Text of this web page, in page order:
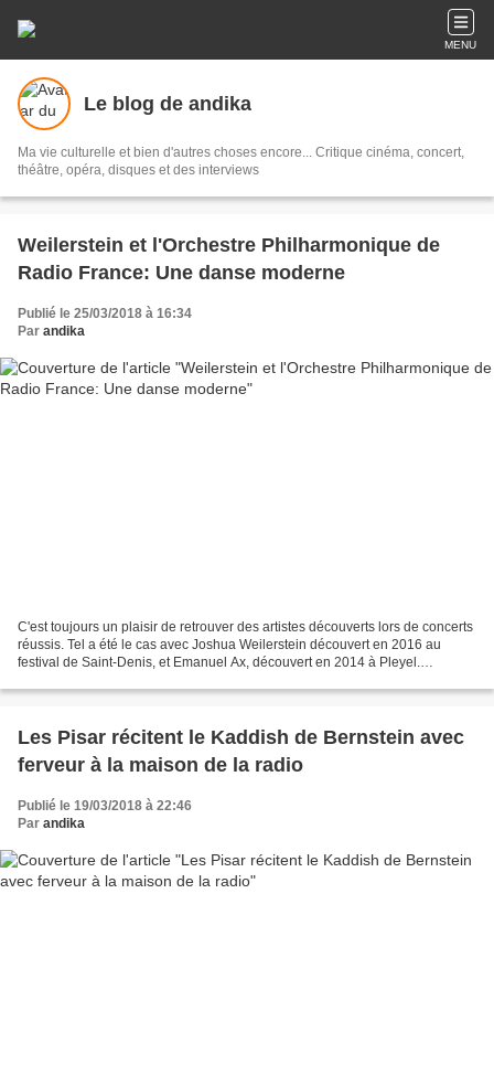
MENU
Le blog de andika
Ma vie culturelle et bien d'autres choses encore... Critique cinéma, concert,
théâtre, opéra, disques et des interviews
Weilerstein et l'Orchestre Philharmonique de
Radio France: Une danse moderne
Publié le 25/03/2018 à 16:34
Par andika
C'est toujours un plaisir de retrouver des artistes découverts lors de concerts
réussis. Tel a été le cas avec Joshua Weilerstein découvert en 2016 au
festival de Saint-Denis, et Emanuel Ax, découvert en 2014 à Pleyel.
Les Pisar récitent le Kaddish de Bernstein avec
ferveur à la maison de la radio
Publié le 19/03/2018 à 22:46
Par andika